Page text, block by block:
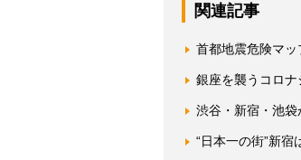
関連記事
首都地震危険マ
銀座を襲うコロ
渋谷・新宿・池
“日本一の街”新宿